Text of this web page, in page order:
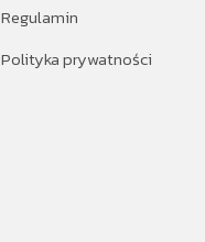
Regulamin
Polityka prywatności